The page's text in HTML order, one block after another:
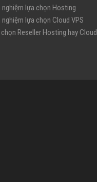
nghiệm lựa chọn Hosting
nghiệm lựa chọn Cloud VPS
chọn Reseller Hosting hay Cloud